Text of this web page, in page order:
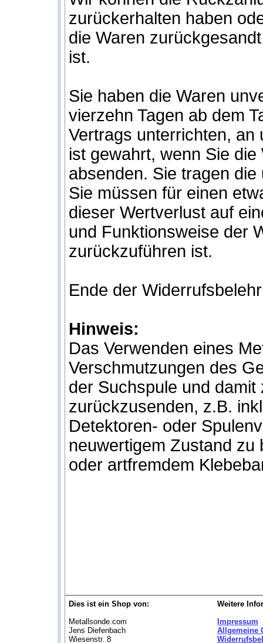
zurückerhalten haben
die Waren
ist.
Sie haben die Waren
vierzehn Tagen ab dem
Vertrags unterrichten,
ist gewahrt, wenn Sie
absenden. Sie tragen
Sie müssen für einen
dieser Wertverlust auf
und Funktionsweise der
zurückzuführen ist.
Ende der
Hinweis:
Das Verwenden eines
Verschmutzungen des
der Suchspule und
zurückzusenden, z.B.
Detektoren- oder
neuwertigem Zustand zu
oder artfremdem
Dies ist ein Shop von:
Metallsonde.com
Jens Diefenbach
Wiesenstr. 8
Weitere
Impressum
Allgemeine